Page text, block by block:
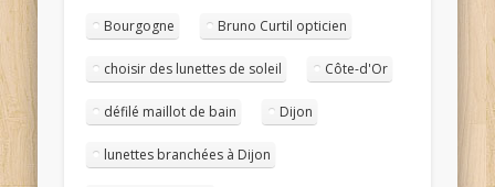
Bourgogne Bruno Curtil opticien
choisir des lunettes de soleil Côte-d'Or
défilé maillot de bain Dijon
lunettes branchées à Dijon